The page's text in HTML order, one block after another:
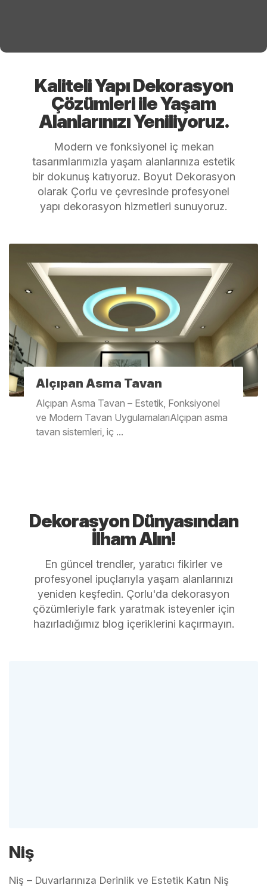
Kaliteli Yapı Dekorasyon
Çözümleri ile Yaşam
Alanlarınızı Yeniliyoruz.
Modern ve fonksiyonel iç mekan
tasarımlarımızla yaşam alanlarınıza estetik
bir dokunuş katıyoruz. Boyut Dekorasyon
olarak Çorlu ve çevresinde profesyonel
yapı dekorasyon hizmetleri sunuyoruz.
Alçıpan Asma Tavan
Alçıpan Asma Tavan – Estetik, Fonksiyonel
ve Modern Tavan UygulamalarıAlçıpan asma
tavan sistemleri, iç ...
Dekorasyon Dünyasından
İlham Alın!
En güncel trendler, yaratıcı fikirler ve
profesyonel ipuçlarıyla yaşam alanlarınızı
yeniden keşfedin. Çorlu'da dekorasyon
çözümleriyle fark yaratmak isteyenler için
hazırladığımız blog içeriklerini kaçırmayın.
Niş
Niş – Duvarlarınıza Derinlik ve Estetik Katın Niş